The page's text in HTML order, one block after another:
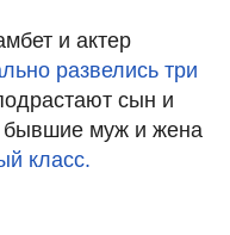
и актер
развелись три
сын и
бывшие муж и жена
класс.